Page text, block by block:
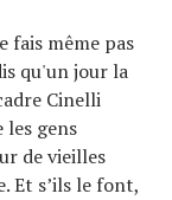
fais même pas
qu'un jour la
Cinelli
les gens
de vieilles
Et s’ils le font,